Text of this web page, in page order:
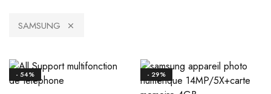
SAMSUNG
- 54% - 29%